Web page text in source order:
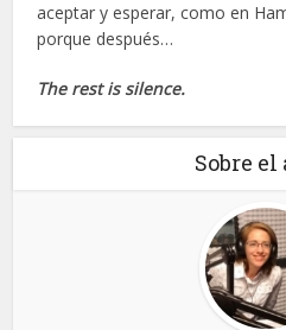
aceptar y esperar, como en
porque después…
The rest is silence.
Sobre el